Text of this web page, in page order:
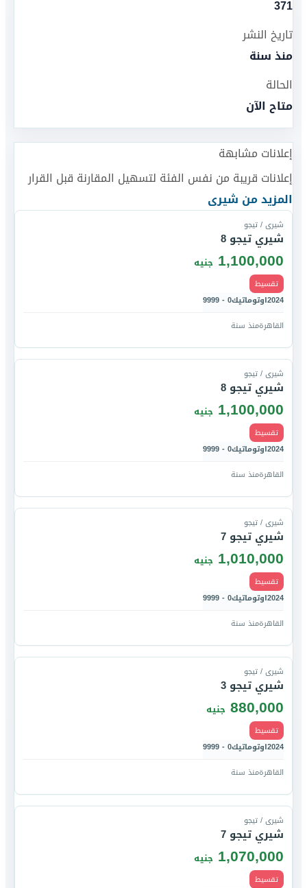
371
تاريخ النشر
منذ سنة
الحالة
متاح الآن
إعلانات مشابهة
إعلانات قريبة من نفس الفئة لتسهيل المقارنة قبل القرار
المزيد من شيرى
شيرى / تيجو
شيري تيجو 8
1,100,000 جنيه
تقسيط
2024اوتوماتيك0 - 9999
القاهرةمنذ سنة
شيرى / تيجو
شيري تيجو 8
1,100,000 جنيه
تقسيط
2024اوتوماتيك0 - 9999
القاهرةمنذ سنة
شيرى / تيجو
شيري تيجو 7
1,010,000 جنيه
تقسيط
2024اوتوماتيك0 - 9999
القاهرةمنذ سنة
شيرى / تيجو
شيري تيجو 3
880,000 جنيه
تقسيط
2024اوتوماتيك0 - 9999
القاهرةمنذ سنة
شيرى / تيجو
شيري تيجو 7
1,070,000 جنيه
تقسيط